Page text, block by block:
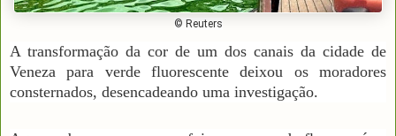
© Reuters
A transformação da cor de um dos canais da cidade de
Veneza para verde fluorescente deixou os moradores
consternados, desencadeando uma investigação.